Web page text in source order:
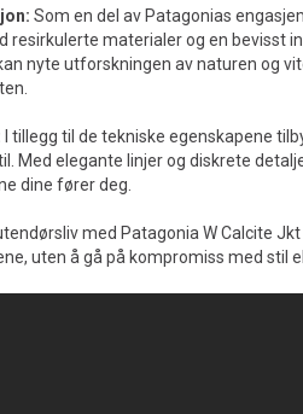
Som en del av Patagonias
resirkulerte materialer og en bevisst
nyte utforskningen av naturen og
I tillegg til de tekniske egenskapene
Med elegante linjer og diskrete
dine fører deg.
med Patagonia W Calcite
uten å gå på kompromiss med stil